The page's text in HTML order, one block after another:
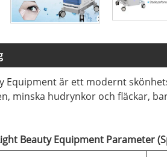
Equipment är ett modernt
minska hudrynkor och fläckar,
Beauty Equipment Parameter